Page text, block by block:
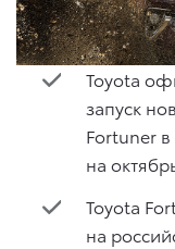
Toyota
запуск
Fortuner
на
Toyota
на